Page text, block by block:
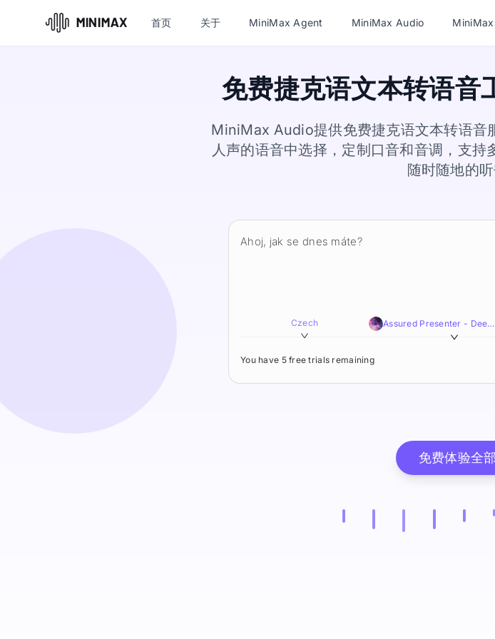
首页 关于 MiniMax Agent MiniMax Audio
免费捷克语文本转语音
MiniMax Audio提供免费捷克语文本转语音
人声的语音中选择，定制口音和音调，支
随时随地的听
Czech Assured Presenter - Deep,Smooth,Resonant
You have 5 free trials remaining
免费体验全